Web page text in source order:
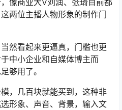
像商业大V刘润、张琦目前都
两位主播人物形象的制作门
然看起来更逼真，门槛也更
中小企业和自媒体博主而
够用了。
，几百块就能买到，这种非
形象、声音、背景，输入文